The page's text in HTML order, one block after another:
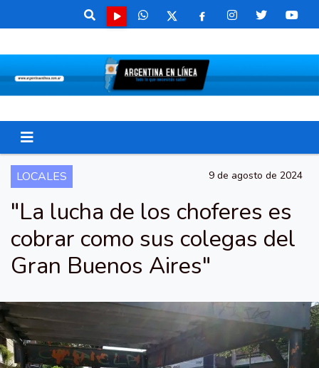
LOCALES 9 de agosto de 2024
"La lucha de los choferes es
cobrar como sus colegas del
Gran Buenos Aires"